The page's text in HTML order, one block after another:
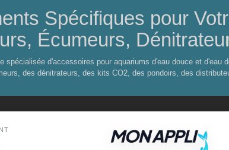
Spécifiques pour
Écumeurs,
spécialisée d'accessoires pour aquariums d'eau douce et d'eau
des dénitrateurs, des kits CO2, des pondoirs, des